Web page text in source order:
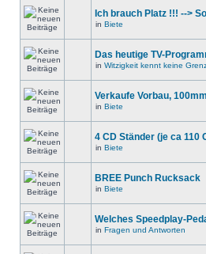
Ich brauch Platz !!! -->
in Biete
Das heutige TV-
in Witzigkeit kennt keine
Verkaufe Vorbau, 100mm
in Biete
4 CD Ständer (je ca 110
in Biete
BREE Punch Rucksack
in Biete
Welches Speedplay-
in Fragen und Antworten